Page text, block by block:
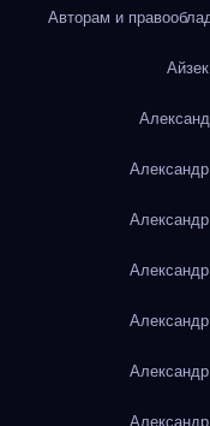
Авторам и